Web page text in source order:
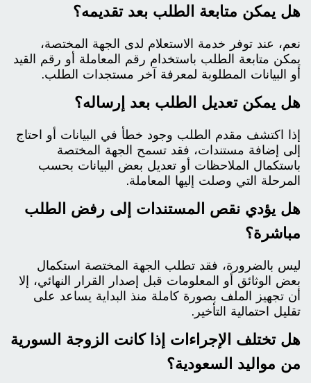
هل يمكن متابعة الطلب بعد تقديمه؟
نعم، عند توفر خدمة الاستعلام لدى الجهة المختصة،
يمكن متابعة الطلب باستخدام رقم المعاملة أو رقم القيد
أو البيانات المطلوبة لمعرفة آخر مستجدات الطلب.
هل يمكن تعديل الطلب بعد إرساله؟
إذا اكتشف مقدم الطلب وجود خطأ في البيانات أو احتاج
إلى إضافة مستندات، فقد تسمح الجهة المختصة
باستكمال الملاحظات أو تعديل بعض البيانات بحسب
المرحلة التي وصلت إليها المعاملة.
هل يؤدي نقص المستندات إلى رفض الطلب
مباشرة؟
ليس بالضرورة، فقد تطلب الجهة المختصة استكمال
بعض الوثائق أو المعلومات قبل إصدار القرار النهائي، إلا
أن تجهيز الملف بصورة كاملة منذ البداية يساعد على
تقليل احتمالية التأخير.
هل تختلف الإجراءات إذا كانت الزوجة السورية
من مواليد السعودية؟